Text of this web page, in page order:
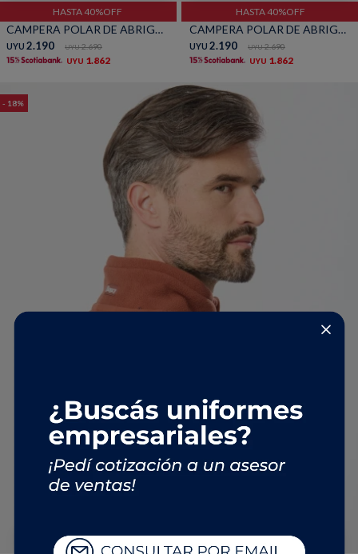
HASTA 40%OFF
CAMPERA POLAR DE ABRIGO - Negro
UYU 2.190 UYU 2.690
UYU 1.862
HASTA 40%OFF
CAMPERA POLAR DE ABRIGO - Piedra
UYU 2.190 UYU 2.690
UYU 1.862
18
COMPRAR
Canjear mis puntos
Uniformes empresariales
Juntá puntos Friends
Envíos, cambios y devoluciones